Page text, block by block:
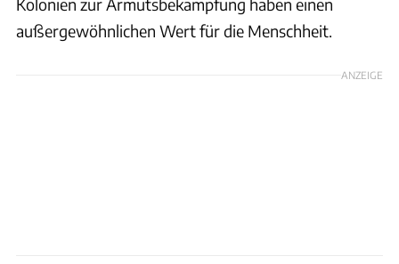
außergewöhnlichen Wert für die Menschheit.
ANZEIGE